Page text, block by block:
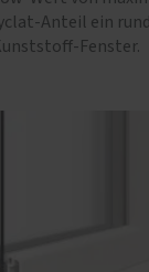
Anteil ein
Fenster.